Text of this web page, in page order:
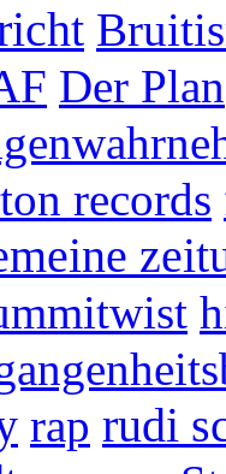
Der Plan
records
rap rudi